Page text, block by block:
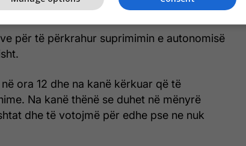
ndryshime”, deklaroi Ejup Qorri.
për të përkrahur suprimimin e autonomisë
ora 12 dhe na kanë kërkuar që të
Na kanë thënë se duhet në mënyrë
dhe të votojmë për edhe pse ne nuk